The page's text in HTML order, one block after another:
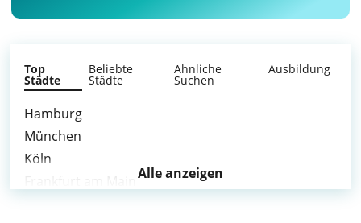
Top
Städte
Beliebte
Städte
Ähnliche
Suchen
Ausbildung
Hamburg
München
Köln
Alle anzeigen